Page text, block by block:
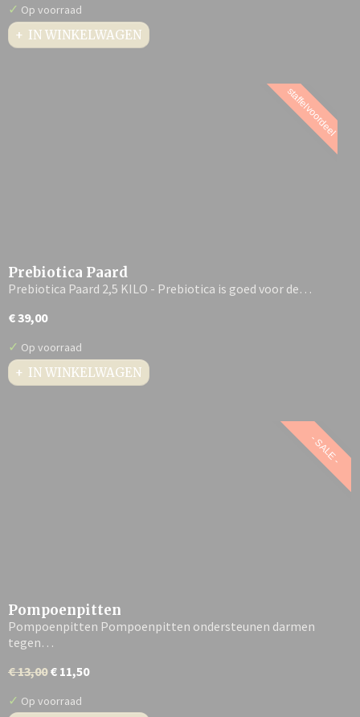
✓ Op voorraad
IN WINKELWAGEN
staffelvoordeel
Prebiotica Paard
Prebiotica Paard 2,5 KILO - Prebiotica is goed voor de…
€ 39,00
✓ Op voorraad
IN WINKELWAGEN
- SALE -
Pompoenpitten
Pompoenpitten Pompoenpitten ondersteunen darmen
tegen…
€ 13,00 € 11,50
✓ Op voorraad